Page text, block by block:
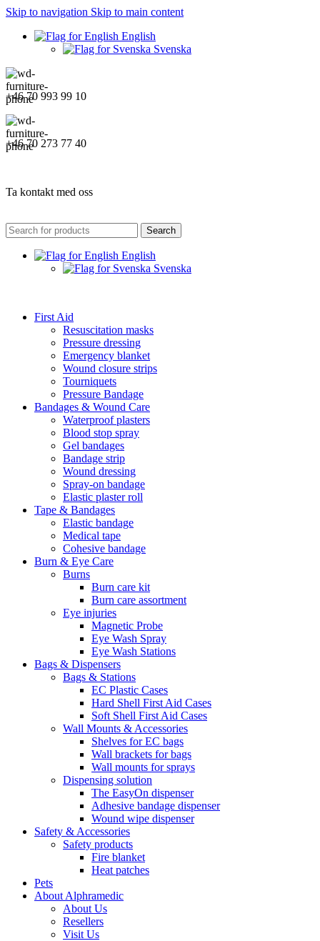
Skip to navigation Skip to main content
English
Svenska
+46 70 993 99 10
+46 70 273 77 40
Ta kontakt med oss
Search
English
Svenska
First Aid
Resuscitation masks
Pressure dressing
Emergency blanket
Wound closure strips
Tourniquets
Pressure Bandage
Bandages & Wound Care
Waterproof plasters
Blood stop spray
Gel bandages
Bandage strip
Wound dressing
Spray-on bandage
Elastic plaster roll
Tape & Bandages
Elastic bandage
Medical tape
Cohesive bandage
Burn & Eye Care
Burns
Burn care kit
Burn care assortment
Eye injuries
Magnetic Probe
Eye Wash Spray
Eye Wash Stations
Bags & Dispensers
Bags & Stations
EC Plastic Cases
Hard Shell First Aid Cases
Soft Shell First Aid Cases
Wall Mounts & Accessories
Shelves for EC bags
Wall brackets for bags
Wall mounts for sprays
Dispensing solution
The EasyOn dispenser
Adhesive bandage dispenser
Wound wipe dispenser
Safety & Accessories
Safety products
Fire blanket
Heat patches
Pets
About Alphramedic
About Us
Resellers
Visit Us